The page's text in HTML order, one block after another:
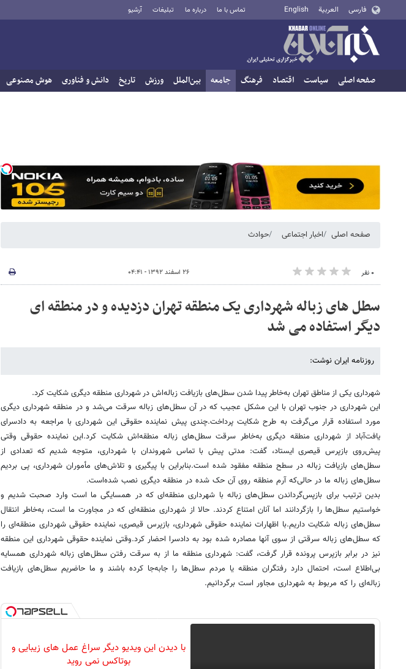
فارسی العربية English تماس با ما درباره ما تبلیغات آرشیو
صفحه اصلی سیاست اقتصاد فرهنگ جامعه بین‌الملل ورزش تاریخ دانش و فناوری هوش مصنوعی
صفحه اصلی اخبار اجتماعی حوادث
۰ نفر ۲۶ اسفند ۱۳۹۲ - ۰۴:۴۱
سطل های زباله شهرداری یک منطقه تهران دزدیده و در منطقه ای
دیگر استفاده می شد
روزنامه ایران نوشت:
شهرداری یکی از مناطق تهران به‌خاطر پیدا شدن سطل‌های بازیافت زباله‌اش در شهرداری منطقه دیگری شکایت کرد.
این شهرداری در جنوب تهران با این مشکل عجیب که در آن سطل‌های زباله‌ سرقت می‌شد و در منطقه شهرداری دیگری
مورد استفاده قرار می‌گرفت به طرح شکایت پرداخت.چندی پیش نماینده حقوقی این شهرداری با مراجعه به دادسرای
یافت‌آباد از شهرداری منطقه دیگری به‌خاطر سرقت سطل‌های زباله منطقه‌اش شکایت کرد.این نماینده حقوقی وقتی
پیش‌روی بازپرس قیصری ایستاد، گفت: مدتی پیش با تماس شهروندان با شهرداری، متوجه شدیم که تعدادی از
سطل‌های بازیافت زباله در سطح منطقه مفقود شده است.بنابراین با پیگیری و تلاش‌های مأموران شهرداری، پی بردیم
سطل‌های زباله ما در حالی‌که آرم منطقه روی آن‌ حک شده در منطقه دیگری نصب شده‌است.
بدین ترتیب برای بازپس‌گرداندن سطل‌های زباله با شهرداری منطقه‌ای که در همسایگی ما است وارد صحبت شدیم و
خواستیم سطل‌ها را بازگردانند اما آنان امتناع کردند. حالا از شهرداری منطقه‌ای که در مجاورت ما است، به‌خاطر انتقال
سطل‌های زباله شکایت داریم.با اظهارات نماینده حقوقی شهرداری، بازپرس قیصری، نماینده حقوقی شهرداری منطقه‌ای را
که سطل‌های زباله سرقتی از سوی آنها مصادره شده بود به دادسرا احضار کرد.وقتی نماینده حقوقی شهرداری این منطقه
نیز در برابر بازپرس پرونده قرار گرفت، گفت: شهرداری منطقه ما از به سرقت رفتن سطل‌های زباله شهرداری همسایه
بی‌اطلاع است، احتمال دارد رفتگران منطقه یا مردم سطل‌ها را جابه‌جا کرده باشند و ما حاضریم سطل‌های بازیافت
زباله‌ای را که مربوط به شهرداری مجاور است برگردانیم.
با دیدن این ویدیو دیگر سراغ عمل های زیبایی و
بوتاکس نمی روید